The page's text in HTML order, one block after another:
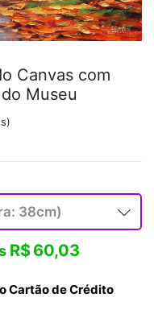
Canvas com
Museu
R$60,03
Cartão de Crédito